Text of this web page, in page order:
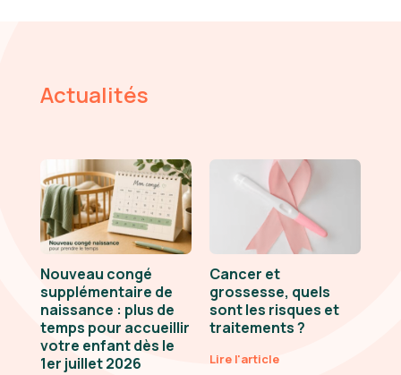
Actualités
Nouveau congé
supplémentaire de
naissance : plus de
temps pour accueillir
votre enfant dès le
1er juillet 2026
Cancer et
grossesse, quels
sont les risques et
traitements ?
Lire l'article